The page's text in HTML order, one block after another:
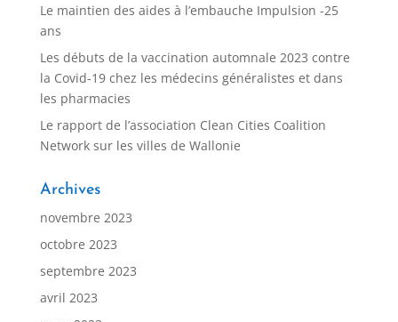
Le maintien des aides à l’embauche Impulsion -25
ans
Les débuts de la vaccination automnale 2023 contre
la Covid-19 chez les médecins généralistes et dans
les pharmacies
Le rapport de l’association Clean Cities Coalition
Network sur les villes de Wallonie
Archives
novembre 2023
octobre 2023
septembre 2023
avril 2023